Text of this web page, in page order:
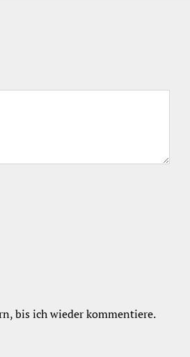
bis ich wieder kommentiere.